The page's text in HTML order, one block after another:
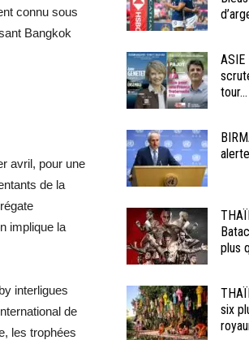
connu sous
Bangkok
avril, pour une
de la
implique la
interligues
de
les trophées
ASIE
tour...
plus
six